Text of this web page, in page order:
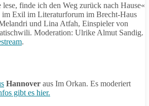
finde ich den Weg zurück nach Hause«
Exil im Literaturforum im Brecht-Haus
und Lina Atfah, Einspieler von
Moderation: Ulrike Almut Sandig.
.
Hannover aus Im Orkan. Es moderiert
gibt es hier.